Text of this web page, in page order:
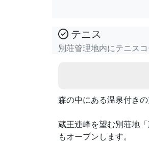
テニス
別荘管理地内にテニスコ
森の中にある温泉付き
蔵王連峰を望む別荘地
もオープンします。